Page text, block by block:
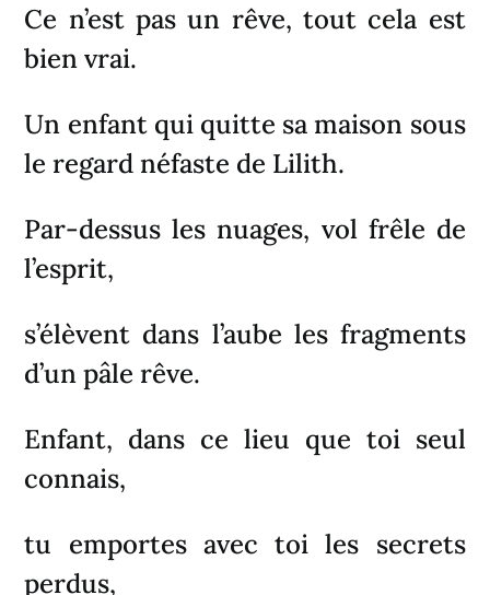
Ce n’est pas un rêve, tout cela est
bien vrai.
Un enfant qui quitte sa maison sous
le regard néfaste de Lilith.
Par-dessus les nuages, vol frêle de
l’esprit,
s’élèvent dans l’aube les fragments
d’un pâle rêve.
Enfant, dans ce lieu que toi seul
connais,
tu emportes avec toi les secrets
perdus,